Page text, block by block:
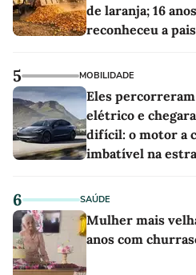
de laranja; 16
reconheceu a
5 MOBILIDADE
Eles
elétrico e
difícil: o motor a
imbatível na
6 SAÚDE
Mulher mais
anos com